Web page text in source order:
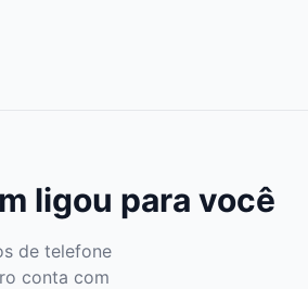
ligou para você
de telefone
conta com